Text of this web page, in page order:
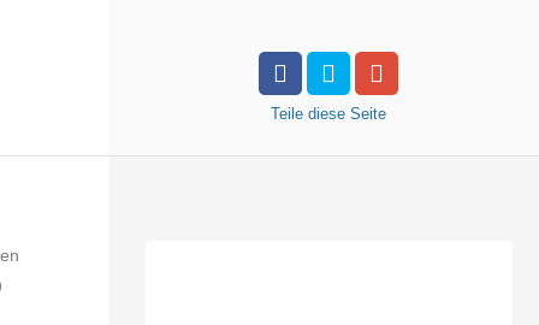
Teile diese Seite